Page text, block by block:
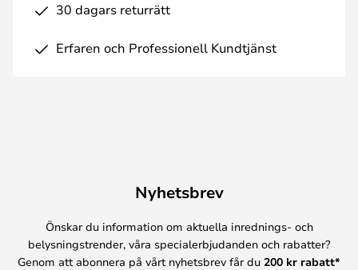
30 dagars returrätt
Erfaren och Professionell Kundtjänst
Nyhetsbrev
Önskar du information om aktuella inrednings- och
belysningstrender, våra specialerbjudanden och rabatter?
Genom att abonnera på vårt nyhetsbrev får du 200 kr rabatt*